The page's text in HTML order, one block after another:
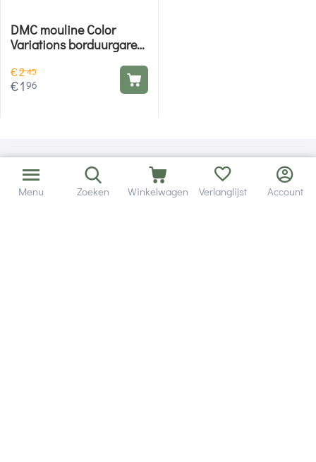
DMC mouline Color
Variations borduurgaren
€245
€196
Menu Zoeken Winkelwagen Verlanglijst Account